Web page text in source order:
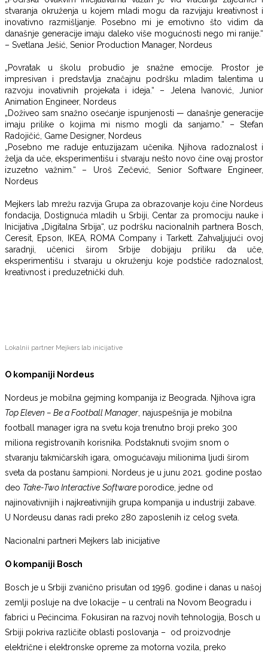
stvaranja okruženja u kojem mladi mogu da razvijaju kreativnost i
inovativno razmišljanje. Posebno mi je emotivno što vidim da
današnje generacije imaju daleko više mogućnosti nego mi ranije.“
– Svetlana Ješić, Senior Production Manager, Nordeus
„Povratak u školu probudio je snažne emocije. Prostor je
impresivan i predstavlja značajnu podršku mladim talentima u
razvoju inovativnih projekata i ideja.“ – Jelena Ivanović, Junior
Animation Engineer, Nordeus
„Doživeo sam snažno osećanje ispunjenosti — današnje generacije
imaju prilike o kojima mi nismo mogli da sanjamo.“ – Stefan
Radojičić, Game Designer, Nordeus
„Posebno me raduje entuzijazam učenika. Njihova radoznalost i
želja da uče, eksperimentišu i stvaraju nešto novo čine ovaj prostor
izuzetno važnim.“ – Uroš Zečević, Senior Software Engineer,
Nordeus
Mejkers lab mrežu razvija Grupa za obrazovanje koju čine Nordeus
fondacija, Dostignuća mladih u Srbiji, Centar za promociju nauke i
Inicijativa „Digitalna Srbija“, uz podršku nacionalnih partnera Bosch,
Ceresit, Epson, IKEA, ROMA Company i Tarkett. Zahvaljujući ovoj
saradnji, učenici širom Srbije dobijaju priliku da uče,
eksperimentišu i stvaraju u okruženju koje podstiče radoznalost,
kreativnost i preduzetnički duh.
Lokalnii partner Mejkers lab inicijative
O kompaniji Nordeus
Nordeus je mobilna gejming kompanija iz Beograda. Njihova igra
Top Eleven – Be a Football Manager , najuspešnija je mobilna
football manager igra na svetu koja trenutno broji preko 300
miliona registrovanih korisnika. Podstaknuti svojim snom o
stvaranju takmičarskih igara, omogućavaju milionima ljudi širom
sveta da postanu šampioni. Nordeus je u junu 2021. godine postao
deo Take-Two Interactive Software porodice, jedne od
najinovativnijih i najkreativnijih grupa kompanija u industriji zabave.
U Nordeusu danas radi preko 280 zaposlenih iz celog sveta.
Nacionalni partneri Mejkers lab inicijative
O kompaniji Bosch
Bosch je u Srbiji zvanično prisutan od 1996. godine i danas u našoj
zemlji posluje na dve lokacije – u centrali na Novom Beogradu i
fabrici u Pećincima. Fokusiran na razvoj novih tehnologija, Bosch u
Srbiji pokriva različite oblasti poslovanja – od proizvodnje
električne i elektronske opreme za motorna vozila, preko